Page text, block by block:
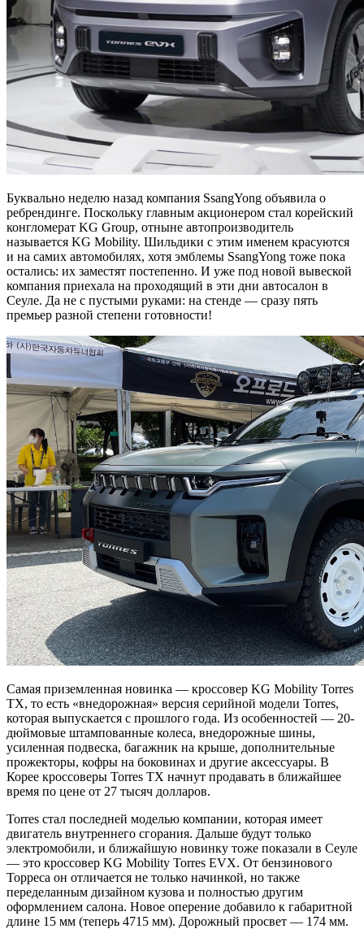
Буквально неделю назад компания SsangYong объявила о
ребрендинге. Поскольку главным акционером стал корейский
конгломерат KG Group, отныне автопроизводитель
называется KG Mobility. Шильдики с этим именем красуются
и на самих автомобилях, хотя эмблемы SsangYong тоже пока
остались: их заместят постепенно. И уже под новой вывеской
компания приехала на проходящий в эти дни автосалон в
Сеуле. Да не с пустыми руками: на стенде — сразу пять
премьер разной степени готовности!
Самая приземленная новинка — кроссовер KG Mobility Torres
TX, то есть «внедорожная» версия серийной модели Torres,
которая выпускается с прошлого года. Из особенностей — 20-
дюймовые штампованные колеса, внедорожные шины,
усиленная подвеска, багажник на крыше, дополнительные
прожекторы, кофры на боковинах и другие аксессуары. В
Корее кроссоверы Torres TX начнут продавать в ближайшее
время по цене от 27 тысяч долларов.
Torres стал последней моделью компании, которая имеет
двигатель внутреннего сгорания. Дальше будут только
электромобили, и ближайшую новинку тоже показали в Сеуле
— это кроссовер KG Mobility Torres EVX. От бензинового
Торреса он отличается не только начинкой, но также
переделанным дизайном кузова и полностью другим
оформлением салона. Новое оперение добавило к габаритной
длине 15 мм (теперь 4715 мм). Дорожный просвет — 174 мм.